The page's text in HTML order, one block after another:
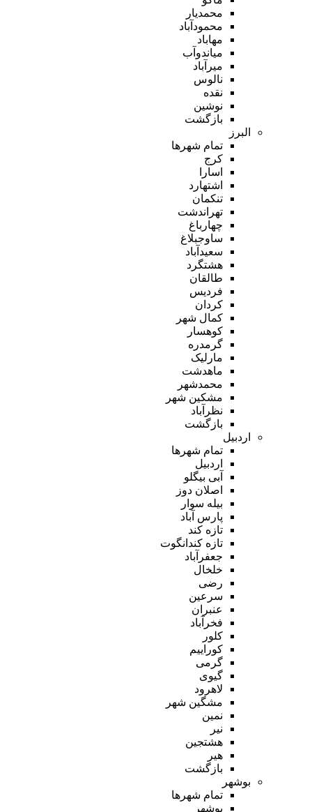
محمدیار
محمودآباد
مهاباد
میاندوآب
میرآباد
نالوس
نقده
نوشین
بازگشت
البرز
تمام شهر‌ها
کرج
اسارا
اشتهارد
تنکمان
تهراندشت
چهارباغ
ساوجبلاغ
سعیدآباد
هشتگرد
طالقان
فردیس
کردان
کمال شهر
کوهسار
گرمدره
مارلیک
ماهدشت
محمدشهر
مشکین شهر
نظرآباد
بازگشت
اردبیل
تمام شهر‌ها
اردبیل
آبی بیگلو
اصلان دوز
بیله سوار
پارس آباد
تازه کند
تازه کندانگوت
جعفرآباد
خلخال
رضی
سرعین
عنبران
فخرآباد
کلور
کوراییم
گرمی
گیوی
لاهرود
مشگین شهر
نمین
نیر
هشتجین
هیر
بازگشت
بوشهر
تمام شهر‌ها
بوشهر